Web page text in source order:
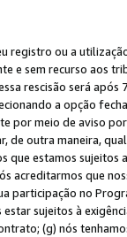
registro ou a
e sem recurso aos
rescisão será
a opção
por meio de aviso
de outra maneira,
que estamos
acreditarmos que
participação no
sujeitos à
(g) nós